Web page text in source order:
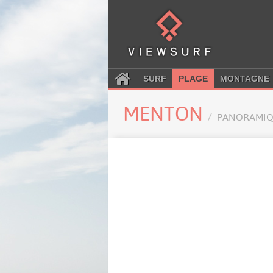
SURF PLAGE MONTAGNE
MENTON